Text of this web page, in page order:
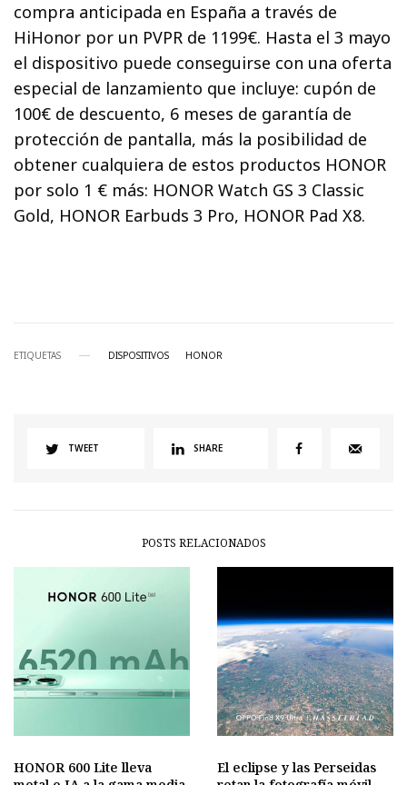
compra anticipada en España a través de
HiHonor por un PVPR de 1199€. Hasta el 3 mayo
el dispositivo puede conseguirse con una oferta
especial de lanzamiento que incluye: cupón de
100€ de descuento, 6 meses de garantía de
protección de pantalla, más la posibilidad de
obtener cualquiera de estos productos HONOR
por solo 1 € más: HONOR Watch GS 3 Classic
Gold, HONOR Earbuds 3 Pro, HONOR Pad X8.
ETIQUETAS DISPOSITIVOS HONOR
TWEET SHARE
POSTS RELACIONADOS
HONOR 600 Lite lleva
El eclipse y las Perseidas